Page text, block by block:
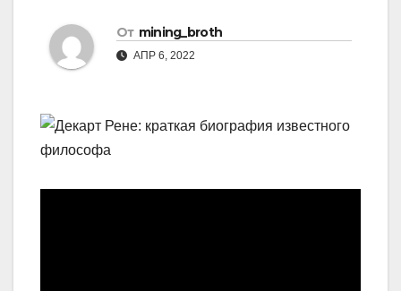
От mining_broth
АПР 6, 2022